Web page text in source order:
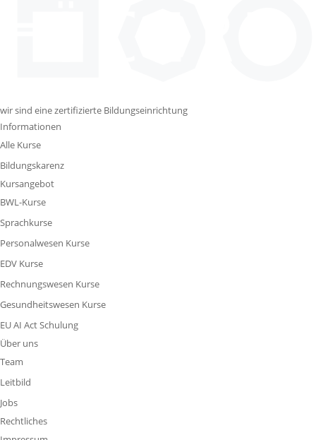
wir sind eine zertifizierte Bildungseinrichtung
Informationen
Alle Kurse
Bildungskarenz
Kursangebot
BWL-Kurse
Sprachkurse
Personalwesen Kurse
EDV Kurse
Rechnungswesen Kurse
Gesundheitswesen Kurse
EU AI Act Schulung
Über uns
Team
Leitbild
Jobs
Rechtliches